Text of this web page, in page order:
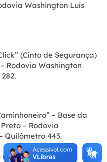
Washington Luís
(Cinto de Segurança)
Rodovia Washington
– Base da
– Rodovia
Quilômetro 443.
(Cinto de